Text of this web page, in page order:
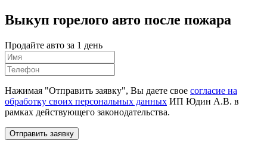
Выкуп горелого авто после пожара
Продайте авто за 1 день
Нажимая "Отправить заявку", Вы даете свое согласие на
обработку своих персональных данных ИП Юдин А.В. в
рамках действующего законодательства.
Отправить заявку